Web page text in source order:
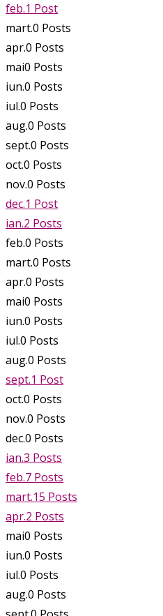
feb.1 Post
mart.0 Posts
apr.0 Posts
mai0 Posts
iun.0 Posts
iul.0 Posts
aug.0 Posts
sept.0 Posts
oct.0 Posts
nov.0 Posts
dec.1 Post
ian.2 Posts
feb.0 Posts
mart.0 Posts
apr.0 Posts
mai0 Posts
iun.0 Posts
iul.0 Posts
aug.0 Posts
sept.1 Post
oct.0 Posts
nov.0 Posts
dec.0 Posts
ian.3 Posts
feb.7 Posts
mart.15 Posts
apr.2 Posts
mai0 Posts
iun.0 Posts
iul.0 Posts
aug.0 Posts